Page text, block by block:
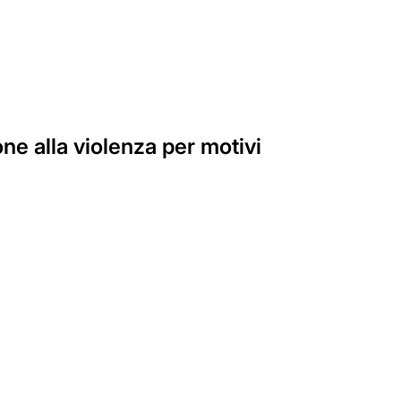
alla violenza per motivi